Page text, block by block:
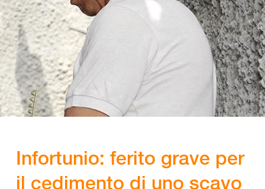
Infortunio: ferito grave per
il cedimento di uno scavo